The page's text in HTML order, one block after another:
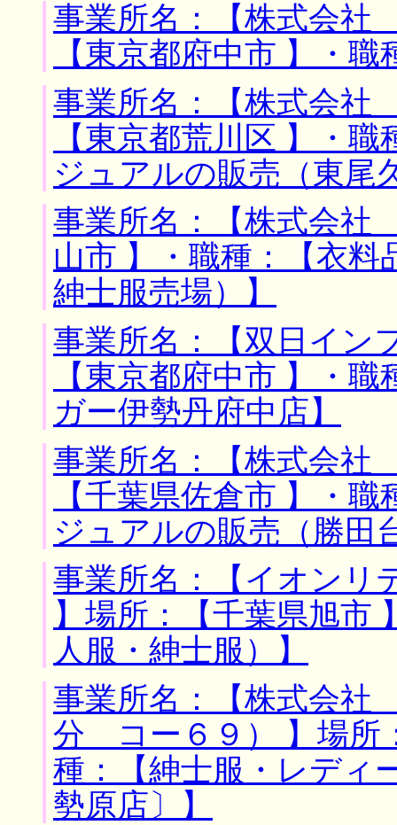
事業所名：【株式会
【東京都府中市 】・
事業所名：【株式会
【東京都荒川区 】・
ジュアルの販売（東尾
事業所名：【株式会社
山市 】・職種：【衣
紳士服売場）】
事業所名：【双日イン
【東京都府中市 】・
ガー伊勢丹府中店】
事業所名：【株式会
【千葉県佐倉市 】・
ジュアルの販売（勝田
事業所名：【イオン
】場所：【千葉県旭市
人服・紳士服）】
事業所名：【株式会
分 コー６９） 】場所
種：【紳士服・レディ
勢原店〕】